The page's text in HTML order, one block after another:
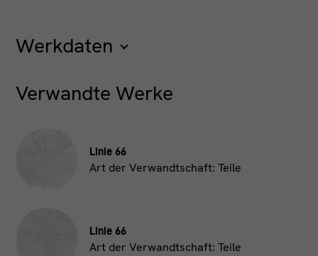
Werkdaten
Autonomes Kunstwerk
Verwandte Werke
Linie 66
Art der Verwandtschaft: Teile
Linie 66
Art der Verwandtschaft: Teile